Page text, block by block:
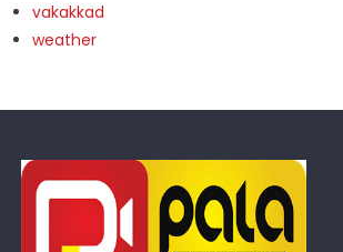
vakakkad
weather